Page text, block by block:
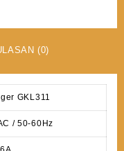
(0)
GKL311
/ 50-60Hz